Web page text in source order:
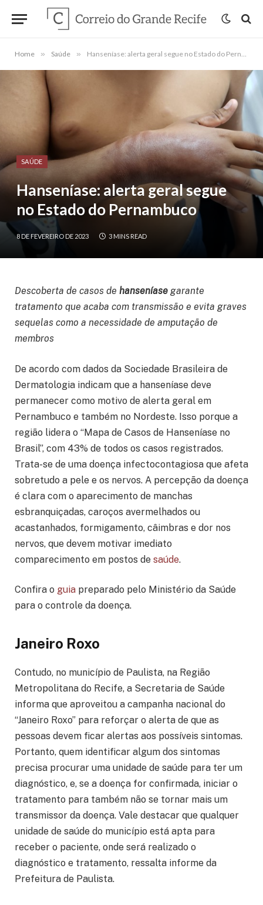
Home » Saúde » Hanseníase: alerta geral segue no Estado do Pernambuco
SAÚDE
Hanseníase: alerta geral segue
no Estado do Pernambuco
8 DE FEVEREIRO DE 2023 3 MINS READ
Descoberta de casos de hanseníase garante
tratamento que acaba com transmissão e evita graves
sequelas como a necessidade de amputação de
membros
De acordo com dados da Sociedade Brasileira de
Dermatologia indicam que a hanseníase deve
permanecer como motivo de alerta geral em
Pernambuco e também no Nordeste. Isso porque a
região lidera o “Mapa de Casos de Hanseníase no
Brasil”, com 43% de todos os casos registrados.
Trata-se de uma doença infectocontagiosa que afeta
sobretudo a pele e os nervos. A percepção da doença
é clara com o aparecimento de manchas
esbranquiçadas, caroços avermelhados ou
acastanhados, formigamento, câimbras e dor nos
nervos, que devem motivar imediato
comparecimento em postos de saúde.
Confira o guia preparado pelo Ministério da Saúde
para o controle da doença.
Janeiro Roxo
Contudo, no município de Paulista, na Região
Metropolitana do Recife, a Secretaria de Saúde
informa que aproveitou a campanha nacional do
“Janeiro Roxo” para reforçar o alerta de que as
pessoas devem ficar alertas aos possíveis sintomas.
Portanto, quem identificar algum dos sintomas
precisa procurar uma unidade de saúde para ter um
diagnóstico, e, se a doença for confirmada, iniciar o
tratamento para também não se tornar mais um
transmissor da doença. Vale destacar que qualquer
unidade de saúde do município está apta para
receber o paciente, onde será realizado o
diagnóstico e tratamento, ressalta informe da
Prefeitura de Paulista.